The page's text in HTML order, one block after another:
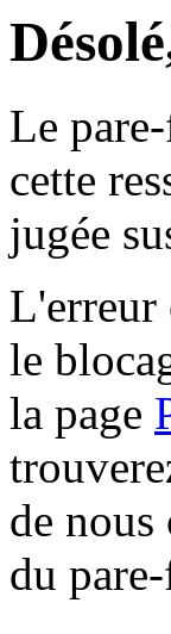
Le
cette
jugée
L'erreur
le
la page
de nous
du